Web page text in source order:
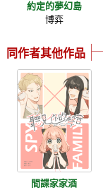
約定的夢幻島
博弈
同作者其他作品
間諜家家酒